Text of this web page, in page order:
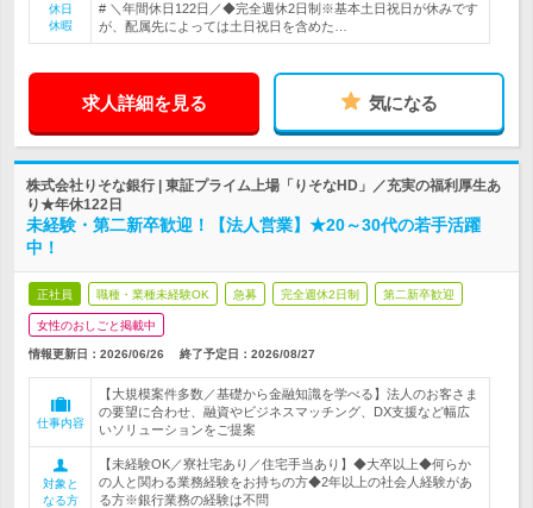
休日
休暇
# ＼年間休日122日／◆完全週休2日制※基本土日祝日が休みです
が、配属先によっては土日祝日を含めた…
求人詳細を見る 気になる
株式会社りそな銀行 | 東証プライム上場「りそなHD」／充実の福利厚生あ
り★年休122日
未経験・第二新卒歓迎！【法人営業】★20～30代の若手活躍
中！
正社員 職種・業種未経験OK 急募 完全週休2日制 第二新卒歓迎
女性のおしごと掲載中
情報更新日：2026/06/26 終了予定日： 2026/08/27
仕事内容
【大規模案件多数／基礎から金融知識を学べる】法人のお客さま
の要望に合わせ、融資やビジネスマッチング、DX支援など幅広
いソリューションをご提案
対象と
なる方
【未経験OK／寮社宅あり／住宅手当あり】◆大卒以上◆何らか
の人と関わる業務経験をお持ちの方◆2年以上の社会人経験があ
る方※銀行業務の経験は不問